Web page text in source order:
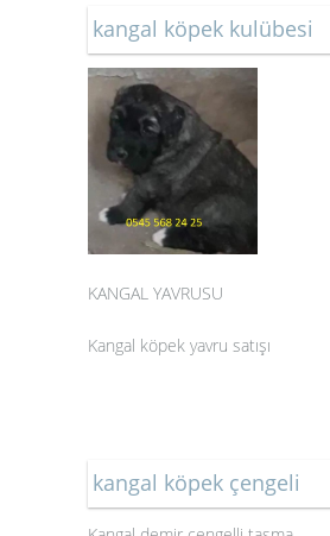
kangal köpek kulübesi
KANGAL YAVRUSU
Kangal köpek yavru satışı
kangal köpek çengeli